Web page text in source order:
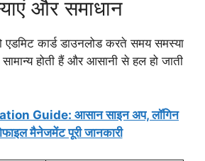
और समाधान
एडमिट कार्ड डाउनलोड करते समय समस्या
होती हैं और आसानी से हल हो जाती
Guide: आसान साइन अप, लॉगिन
मैनेजमेंट पूरी जानकारी